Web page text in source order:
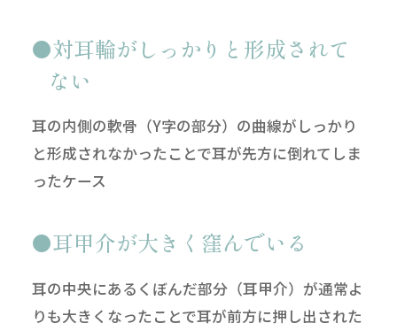
対耳輪がしっかりと形成されて
ない
耳の内側の軟骨（Y字の部分）の曲線がしっかり
と形成されなかったことで耳が先方に倒れてしま
ったケース
耳甲介が大きく窪んでいる
耳の中央にあるくぼんだ部分（耳甲介）が通常よ
りも大きくなったことで耳が前方に押し出された